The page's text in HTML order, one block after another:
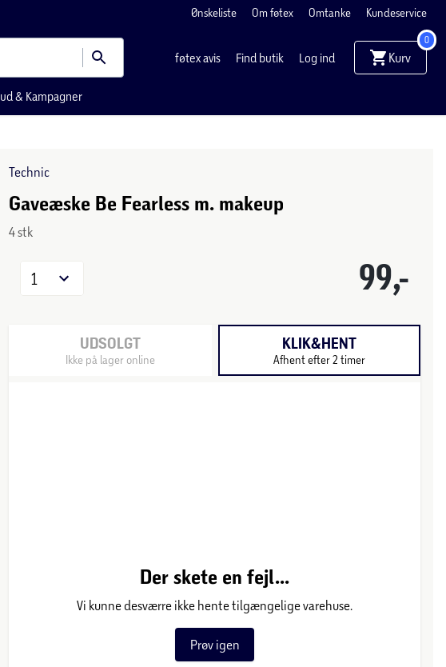
Ønskeliste Om føtex Omtanke Kundeservice
føtex avis Find butik Log ind Kurv
0
& Kampagner
Technic
Gaveæske Be Fearless m. makeup
4 stk
99,-
1
UDSOLGT
Ikke på lager online
KLIK&HENT
Afhent efter 2 timer
Der skete en fejl...
Vi kunne desværre ikke hente tilgængelige varehuse.
Prøv igen